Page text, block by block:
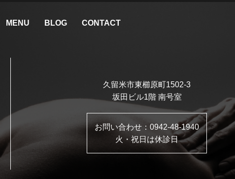
MENU BLOG CONTACT
久留米市東櫛原町1502-3
坂田ビル1階 南号室
お問い合わせ： 0942-48-1940
火・祝日は休診日